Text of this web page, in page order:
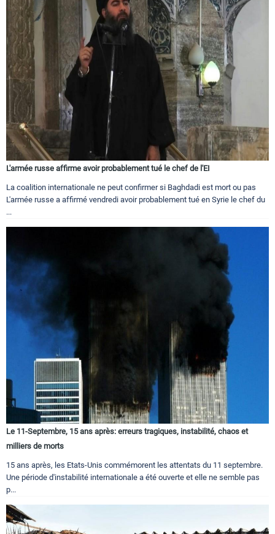
L'armée russe affirme avoir probablement tué le chef de l'EI
La coalition internationale ne peut confirmer si Baghdadi est mort ou pas
L'armée russe a affirmé vendredi avoir probablement tué en Syrie le chef du
...
Le 11-Septembre, 15 ans après: erreurs tragiques, instabilité, chaos et
milliers de morts
15 ans après, les Etats-Unis commémorent les attentats du 11 septembre.
Une période d'instabilité internationale a été ouverte et elle ne semble pas
p...